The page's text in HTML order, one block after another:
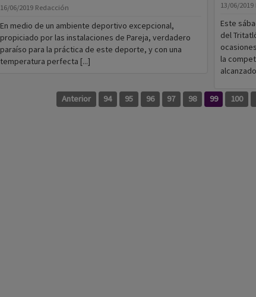
16/06/2019 Redacción
En medio de un ambiente deportivo excepcional,
propiciado por las instalaciones de Pareja, verdadero
paraíso para la práctica de este deporte, y con una
temperatura perfecta [...]
13/06/2019
Este
del
la
Anterior 94 95 96 97 98 99 100